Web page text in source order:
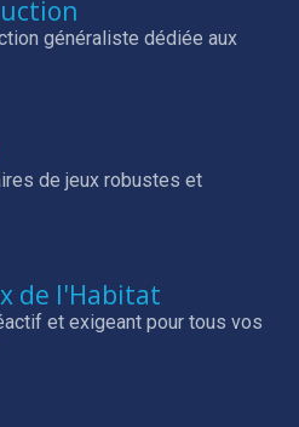
généraliste dédiée aux
de jeux robustes et
de l'Habitat
et exigeant pour tous vos